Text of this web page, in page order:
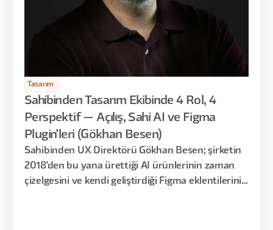
Tasarım
Sahibinden Tasarım Ekibinde 4 Rol, 4
Perspektif — Açılış, Sahi AI ve Figma
Plugin'leri (Gökhan Besen)
Sahibinden UX Direktörü Gökhan Besen; şirketin
2018'den bu yana ürettiği AI ürünlerinin zaman
çizelgesini ve kendi geliştirdiği Figma eklentilerini